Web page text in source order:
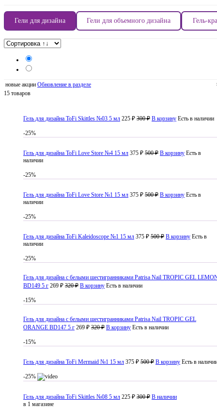
Гели для дизайна Гели для объемного дизайна Гель-
новые акции Обновление в разделе
15 товаров
Гель для дизайна ToFi Skittles №03 5 мл 225 ₽ 300 ₽ В корзину Есть в наличии
-25%
Гель для дизайна ToFi Love Store №4 15 мл 375 ₽ 500 ₽ В корзину Есть в
наличии
-25%
Гель для дизайна ToFi Love Store №1 15 мл 375 ₽ 500 ₽ В корзину Есть в
наличии
-25%
Гель для дизайна ToFi Kaleidoscope №1 15 мл 375 ₽ 500 ₽ В корзину Есть в
наличии
-25%
Гель для дизайна с белыми шестигранниками Patrisa Nail TROPIC GEL
BD149 5 г 269 ₽ 320 ₽ В корзину Есть в наличии
-15%
Гель для дизайна с белыми шестигранниками Patrisa Nail TROPIC GEL
ORANGE BD147 5 г 269 ₽ 320 ₽ В корзину Есть в наличии
-15%
Гель для дизайна ToFi Mermaid №1 15 мл 375 ₽ 500 ₽ В корзину Есть в
-25%
Гель для дизайна ToFi Skittles №08 5 мл 225 ₽ 300 ₽ В наличии
в 1 магазине